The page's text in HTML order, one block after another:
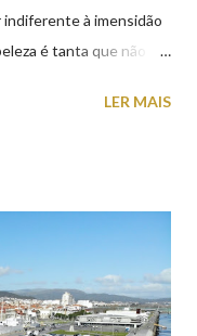
indiferente à imensidão
é tanta que não
algumas
LER MAIS